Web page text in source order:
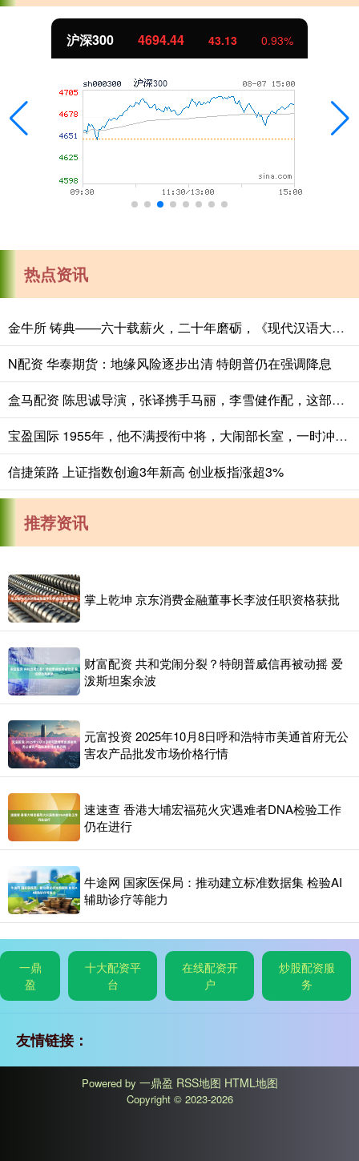
北证50 1134.24 11.37
热点资讯
金牛所 铸典——六十载薪火，二十年磨砺，《现代汉语大词典》出版
N配资 华泰期货：地缘风险逐步出清 特朗普仍在强调降息
盒马配资 陈思诚导演，张译携手马丽，李雪健作配，这部刑侦大片票房要炸
宝盈国际 1955年，他不满授衔中将，大闹部长室，一时冲动，结果后悔一生_聂鹤亭_军衔_将领
信捷策路 上证指数创逾3年新高 创业板指涨超3%
推荐资讯
掌上乾坤 京东消费金融董事长李波任职资格获批
财富配资 共和党闹分裂？特朗普威信再被动摇 爱
泼斯坦案余波
元富投资 2025年10月8日呼和浩特市美通首府无公
害农产品批发市场价格行情
速速查 香港大埔宏福苑火灾遇难者DNA检验工作
仍在进行
牛途网 国家医保局：推动建立标准数据集 检验AI
辅助诊疗等能力
一鼎
盈
十大配资平
台
在线配资开
户
炒股配资服
务
友情链接：
Powered by 一鼎盈 RSS地图 HTML地图
Copyright © 2023-2026